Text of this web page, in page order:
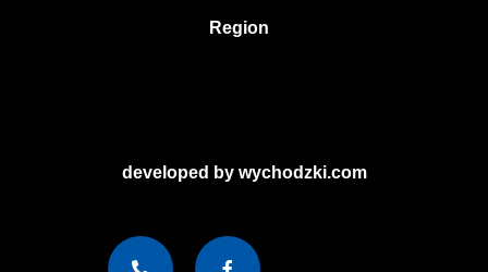
Region
developed by wychodzki.com